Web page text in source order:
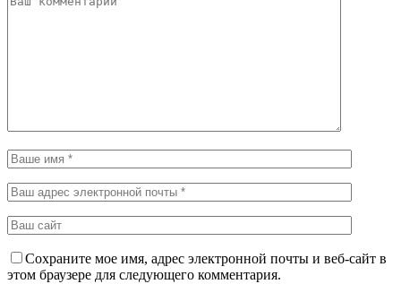
Сохраните мое имя, адрес электронной почты и веб-сайт в
этом браузере для следующего комментария.